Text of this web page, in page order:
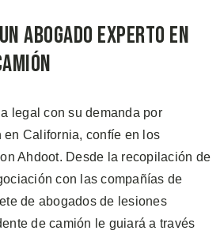
Abogado Experto en
legal con su demanda por
en California, confíe en los
Ahdoot. Desde la recopilación de
con las compañías de
de abogados de lesiones
de camión le guiará a través